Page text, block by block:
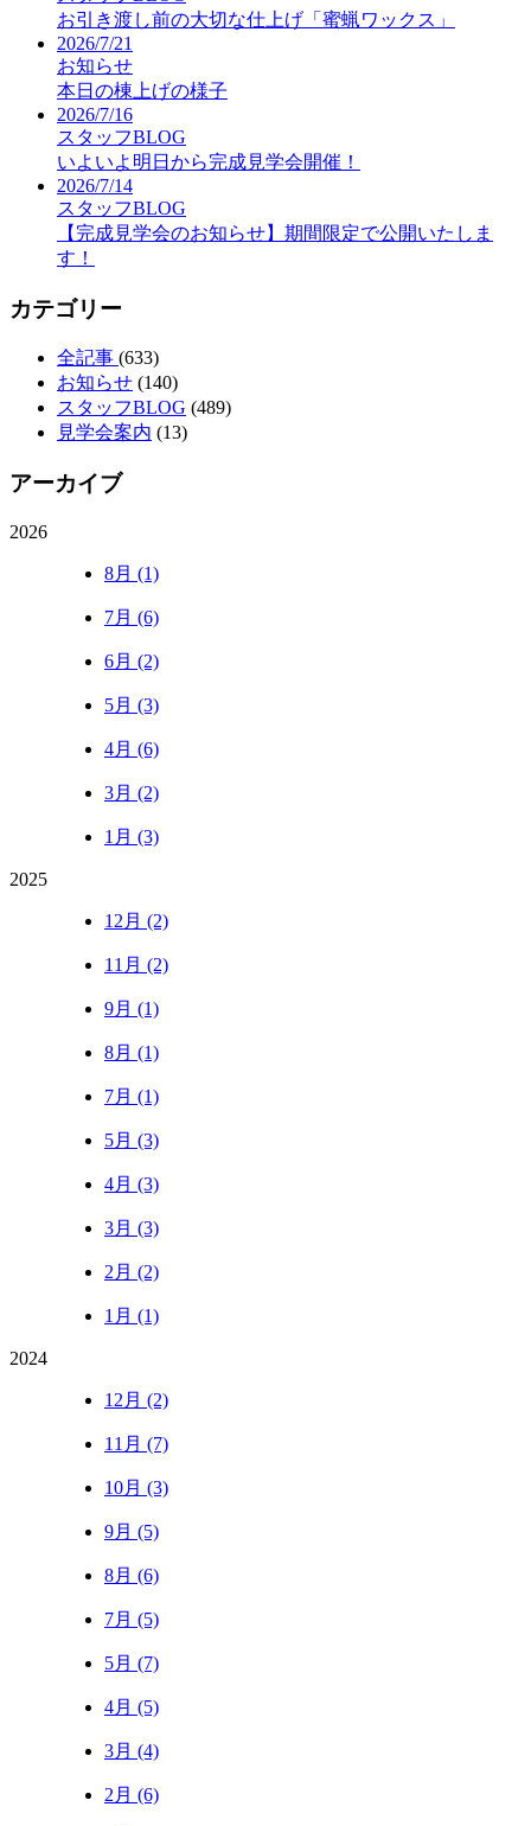
お引き渡し前の大切な仕上げ「蜜蝋ワックス」
2026/7/21
お知らせ
本日の棟上げの様子
2026/7/16
スタッフBLOG
いよいよ明日から完成見学会開催！
2026/7/14
スタッフBLOG
【完成見学会のお知らせ】期間限定で公開いたしま
す！
カテゴリー
全記事 (633)
お知らせ (140)
スタッフBLOG (489)
見学会案内 (13)
アーカイブ
2026
8月 (1)
7月 (6)
6月 (2)
5月 (3)
4月 (6)
3月 (2)
1月 (3)
2025
12月 (2)
11月 (2)
9月 (1)
8月 (1)
7月 (1)
5月 (3)
4月 (3)
3月 (3)
2月 (2)
1月 (1)
2024
12月 (2)
11月 (7)
10月 (3)
9月 (5)
8月 (6)
7月 (5)
5月 (7)
4月 (5)
3月 (4)
2月 (6)